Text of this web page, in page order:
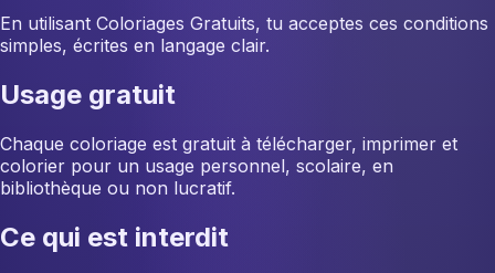
En utilisant Coloriages Gratuits, tu acceptes ces conditions
simples, écrites en langage clair.
Usage gratuit
Chaque coloriage est gratuit à télécharger, imprimer et
colorier pour un usage personnel, scolaire, en
bibliothèque ou non lucratif.
Ce qui est interdit